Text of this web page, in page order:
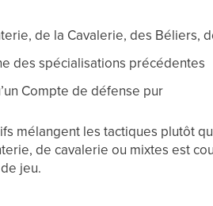
de la Cavalerie, des Béliers,
des spécialisations précédentes
Compte de défense pur
mélangent les tactiques plutôt
de cavalerie ou mixtes est
jeu.